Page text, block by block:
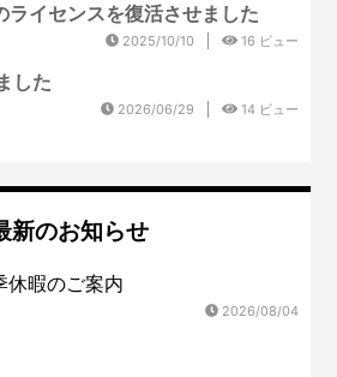
イセンスを復活させました
2025/10/10 16 ビュー
した
2026/06/29 14 ビュー
新のお知らせ
休暇のご案内
2026/08/04